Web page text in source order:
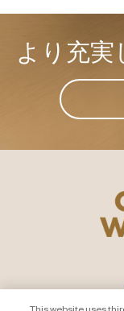
より充実